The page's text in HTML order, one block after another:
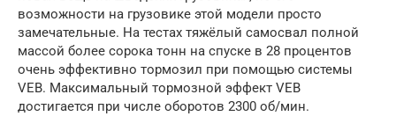
возможности на грузовике этой модели просто
замечательные. На тестах тяжёлый самосвал полной
массой более сорока тонн на спуске в 28 процентов
очень эффективно тормозил при помощью системы
VEB. Максимальный тормозной эффект VEB
достигается при числе оборотов 2300 об/мин.